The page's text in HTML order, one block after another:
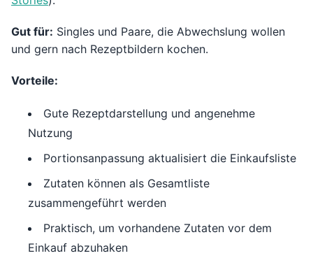
Gut für: Singles und Paare, die Abwechslung wollen
und gern nach Rezeptbildern kochen.
Vorteile:
Gute Rezeptdarstellung und angenehme
Nutzung
Portionsanpassung aktualisiert die Einkaufsliste
Zutaten können als Gesamtliste
zusammengeführt werden
Praktisch, um vorhandene Zutaten vor dem
Einkauf abzuhaken